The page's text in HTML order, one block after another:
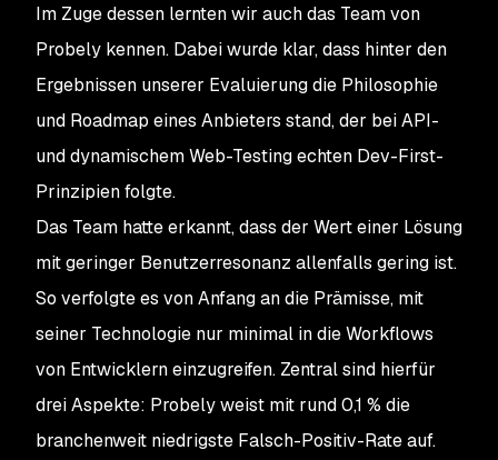
Im Zuge dessen lernten wir auch das Team von
Probely kennen. Dabei wurde klar, dass hinter den
Ergebnissen unserer Evaluierung die Philosophie
und Roadmap eines Anbieters stand, der bei API-
und dynamischem Web-Testing echten Dev-First-
Prinzipien folgte.
Das Team hatte erkannt, dass der Wert einer Lösung
mit geringer Benutzerresonanz allenfalls gering ist.
So verfolgte es von Anfang an die Prämisse, mit
seiner Technologie nur minimal in die Workflows
von Entwicklern einzugreifen. Zentral sind hierfür
drei Aspekte: Probely weist mit rund 0,1 % die
branchenweit niedrigste Falsch-Positiv-Rate auf.